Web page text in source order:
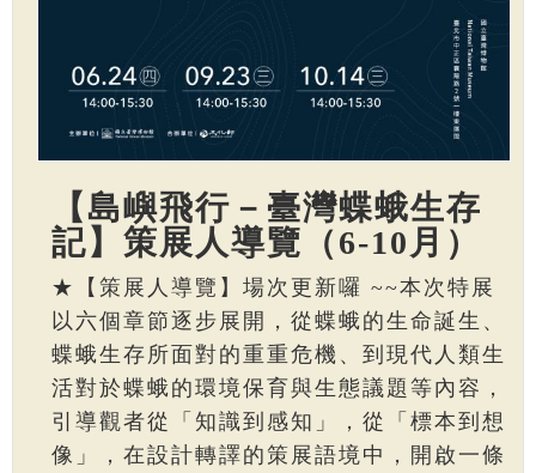
【島嶼飛行－臺灣蝶蛾生存
記】策展人導覽（6-10月）
★【策展人導覽】場次更新囉 ~~本次特展
以六個章節逐步展開，從蝶蛾的生命誕生、
蝶蛾生存所面對的重重危機、到現代人類生
活對於蝶蛾的環境保育與生態議題等內容，
引導觀者從「知識到感知」，從「標本到想
像」，在設計轉譯的策展語境中，開啟一條